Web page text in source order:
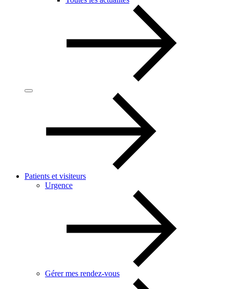
Patients et visiteurs
Urgence
Gérer mes rendez-vous